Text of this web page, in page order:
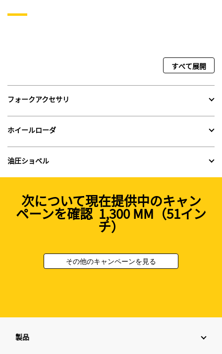
すべて展開
フォークアクセサリ
ホイールローダ
油圧ショベル
次について現在提供中のキャン
ペーンを確認 1,300 MM（51イン
チ）
その他のキャンペーンを見る
製品